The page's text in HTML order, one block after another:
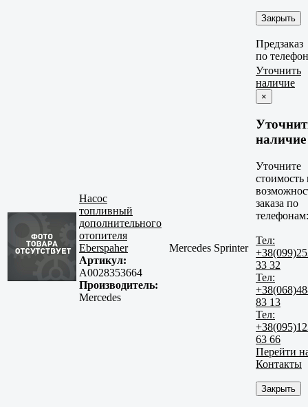
Закрыть
Предзаказ
по
Насос
топливный
дополнительного
отопителя
Eberspaher
Артикул:
A0028353664
Производитель:
Mercedes
Mercedes Sprinter
Уточнить
наличие
×
наличие
Уточните
стоимость
заказа по
телефонам:
Тел:
33 32
Тел:
83 13
Тел:
63 66
Перейти
Контакты
Закрыть